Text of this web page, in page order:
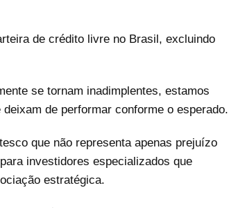
de crédito livre no Brasil, excluindo
se tornam inadimplentes, estamos
de performar conforme o esperado.
que não representa apenas prejuízo
investidores especializados que
estratégica.